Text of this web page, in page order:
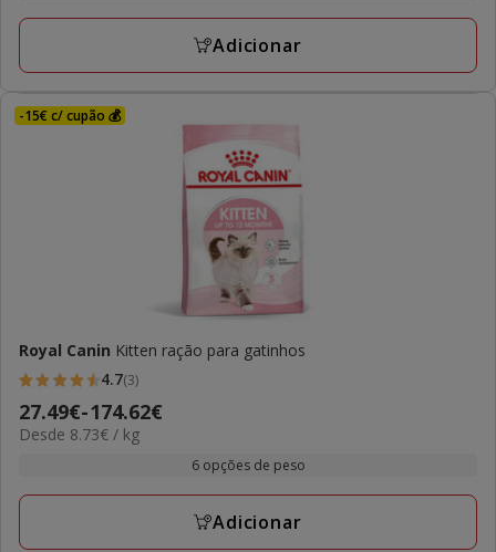
a
Adicionar
-15€ c/ cupão 💰
Royal Canin Kitten ração para gatinhos
4.7
estrelas
com
avaliações
4.7(3)
Preço
de
a
27.49€-174.62€
8.73€
Desde 8.73€ / kg
6 opções de peso
Adicionar